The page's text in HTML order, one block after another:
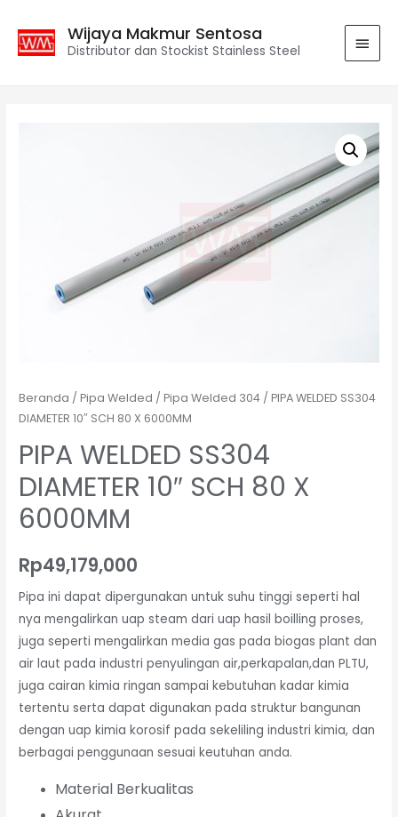
Wijaya Makmur Sentosa
Distributor dan Stockist Stainless Steel
Beranda /Pipa Welded /Pipa Welded 304 / PIPA WELDED SS304
DIAMETER 10″ SCH 80 X 6000MM
PIPA WELDED SS304
DIAMETER 10″ SCH 80 X
6000MM
Rp49,179,000
Pipa ini dapat dipergunakan untuk suhu tinggi seperti hal
nya mengalirkan uap steam dari uap hasil boilling proses,
juga seperti mengalirkan media gas pada biogas plant dan
air laut pada industri penyulingan air,perkapalan,dan PLTU,
juga cairan kimia ringan sampai kebutuhan kadar kimia
tertentu serta dapat digunakan pada struktur bangunan
dengan uap kimia korosif pada sekeliling industri kimia, dan
berbagai penggunaan sesuai keutuhan anda.
Material Berkualitas